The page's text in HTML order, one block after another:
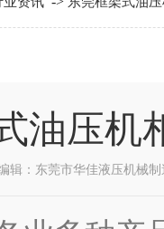
油压机
辑：东莞市华佳液压机械